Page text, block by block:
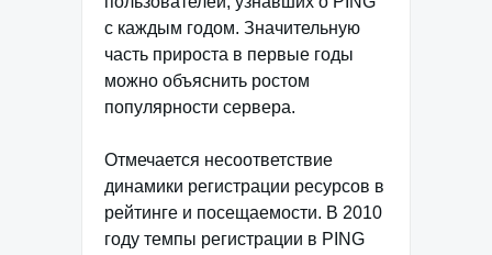
с каждым годом. Значительную
часть прироста в первые годы
можно объяснить ростом
популярности сервера.
Отмечается несоответствие
динамики регистрации ресурсов в
рейтинге и посещаемости. В 2010
году темпы регистрации в PING